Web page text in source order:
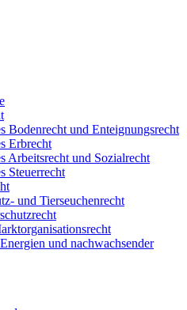
Bodenrecht und Enteignungsrecht
Erbrecht
Arbeitsrecht und Sozialrecht
Steuerrecht
und Tierseuchenrecht
und nachwachsender